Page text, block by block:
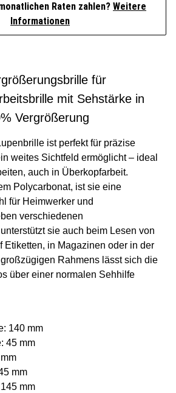
Raten zahlen? Weitere
Informationen
für
mit Sehstärke in
Vergrößerung
ist perfekt für präzise
weites Sichtfeld ermöglicht – ideal
auch in Überkopfarbeit.
Polycarbonat, ist sie eine
für Heimwerker und
verschiedenen
sie auch beim Lesen von
Etiketten, in Magazinen oder in der
Rahmens lässt sich die
über einer normalen Sehhilfe
140 mm
45 mm
mm
mm